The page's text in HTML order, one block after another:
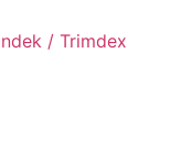
/ Trimdex